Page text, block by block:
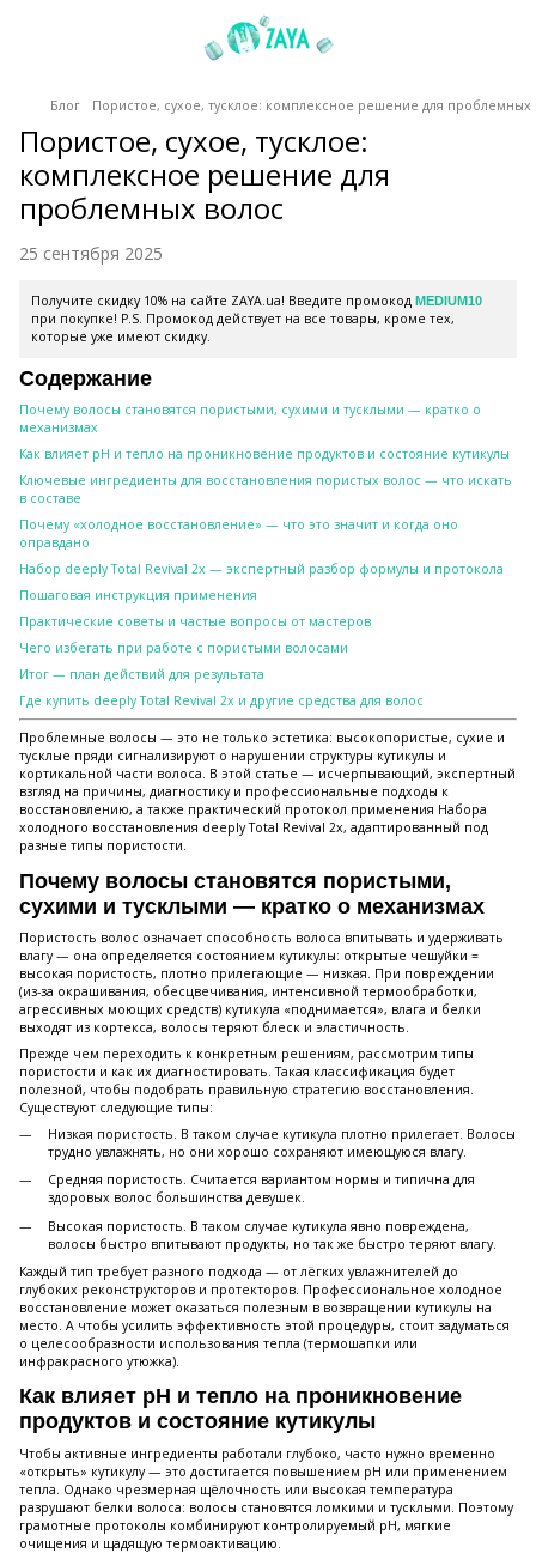
Блог Пористое, сухое, тусклое: комплексное решение для проблемных
Пористое, сухое, тусклое:
комплексное решение для
проблемных волос
25 сентября 2025
Получите скидку 10% на сайте ZAYA.ua! Введите промокод MEDIUM10
при покупке! P.S. Промокод действует на все товары, кроме тех,
которые уже имеют скидку.
Содержание
Почему волосы становятся пористыми, сухими и тусклыми — кратко о
механизмах
Как влияет pH и тепло на проникновение продуктов и состояние кутикулы
Ключевые ингредиенты для восстановления пористых волос — что искать
в составе
Почему «холодное восстановление» — что это значит и когда оно
оправдано
Набор deeply Total Revival 2x — экспертный разбор формулы и протокола
Пошаговая инструкция применения
Практические советы и частые вопросы от мастеров
Чего избегать при работе с пористыми волосами
Итог — план действий для результата
Где купить deeply Total Revival 2x и другие средства для волос
Проблемные волосы — это не только эстетика: высокопористые, сухие и
тусклые пряди сигнализируют о нарушении структуры кутикулы и
кортикальной части волоса. В этой статье — исчерпывающий, экспертный
взгляд на причины, диагностику и профессиональные подходы к
восстановлению, а также практический протокол применения Набора
холодного восстановления deeply Total Revival 2x, адаптированный под
разные типы пористости.
Почему волосы становятся пористыми,
сухими и тусклыми — кратко о механизмах
Пористость волос означает способность волоса впитывать и удерживать
влагу — она определяется состоянием кутикулы: открытые чешуйки =
высокая пористость, плотно прилегающие — низкая. При повреждении
(из-за окрашивания, обесцвечивания, интенсивной термообработки,
агрессивных моющих средств) кутикула «поднимается», влага и белки
выходят из кортекса, волосы теряют блеск и эластичность.
Прежде чем переходить к конкретным решениям, рассмотрим типы
пористости и как их диагностировать. Такая классификация будет
полезной, чтобы подобрать правильную стратегию восстановления.
Существуют следующие типы:
Низкая пористость. В таком случае кутикула плотно прилегает. Волосы
трудно увлажнять, но они хорошо сохраняют имеющуюся влагу.
Средняя пористость. Считается вариантом нормы и типична для
здоровых волос большинства девушек.
Высокая пористость. В таком случае кутикула явно повреждена,
волосы быстро впитывают продукты, но так же быстро теряют влагу.
Каждый тип требует разного подхода — от лёгких увлажнителей до
глубоких реконструкторов и протекторов. Профессиональное холодное
восстановление может оказаться полезным в возвращении кутикулы на
место. А чтобы усилить эффективность этой процедуры, стоит задуматься
о целесообразности использования тепла (термошапки или
инфракрасного утюжка).
Как влияет pH и тепло на проникновение
продуктов и состояние кутикулы
Чтобы активные ингредиенты работали глубоко, часто нужно временно
«открыть» кутикулу — это достигается повышением pH или применением
тепла. Однако чрезмерная щёлочность или высокая температура
разрушают белки волоса: волосы становятся ломкими и тусклыми. Поэтому
грамотные протоколы комбинируют контролируемый pH, мягкие
очищения и щадящую термоактивацию.